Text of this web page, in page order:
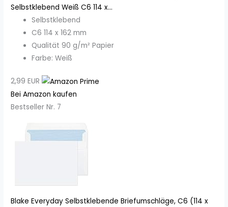
Selbstklebend Weiß C6 114 x...
Selbstklebend
C6 114 x 162 mm
Qualität 90 g/m² Papier
Farbe: Weiß
2,99 EUR
Bei Amazon kaufen
Bestseller Nr. 7
Blake Everyday Selbstklebende Briefumschläge, C6 (114 x